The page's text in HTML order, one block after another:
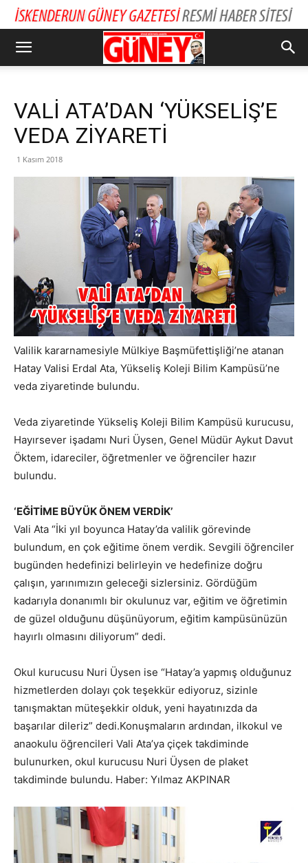
VALİ ATA’DAN ‘YÜKSELİŞ’E
VEDA ZİYARETİ
1 Kasım 2018
Valilik kararnamesiyle Mülkiye Başmüfettişliği’ne atanan
Hatay Valisi Erdal Ata, Yükseliş Koleji Bilim Kampüsü’ne
veda ziyaretinde bulundu.
Veda ziyaretinde Yükseliş Koleji Bilim Kampüsü kurucusu,
Hayırsever işadamı Nuri Üysen, Genel Müdür Aykut Davut
Öktem, idareciler, öğretmenler ve öğrenciler hazır
bulundu.
‘EĞİTİME BÜYÜK ÖNEM VERDİK’
Vali Ata “İki yıl boyunca Hatay’da valilik görevinde
bulundum, en çok eğitime önem verdik. Sevgili öğrenciler
bugünden hedefinizi belirleyin ve hedefinize doğru
çalışın, yarınımızın geleceği sizlersiniz. Gördüğüm
kadarıyla donanımlı bir okulunuz var, eğitim ve öğretimin
de güzel olduğunu düşünüyorum, eğitim kampüsünüzün
hayırlı olmasını diliyorum” dedi.
Okul kurucusu Nuri Üysen ise “Hatay’a yapmış olduğunuz
hizmetlerden dolayı çok teşekkür ediyoruz, sizinle
tanışmaktan müteşekkir olduk, yeni hayatınızda da
başarılar dileriz” dedi.Konuşmaların ardından, ilkokul ve
anaokulu öğrencileri Vali Ata’ya çiçek takdiminde
bulunurken, okul kurucusu Nuri Üysen de plaket
takdiminde bulundu. Haber: Yılmaz AKPINAR